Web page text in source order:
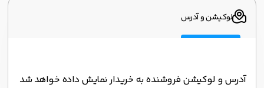
لوکیشن و آدرس
آدرس و لوکیشن فروشنده به خریدار نمایش داده خواهد شد